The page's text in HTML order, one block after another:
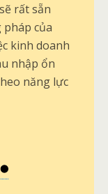
rất sẵn
của
kinh doanh
nhập ổn
năng lực